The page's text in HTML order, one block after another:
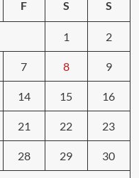
F S S
1 2
7 8 9
14 15 16
21 22 23
28 29 30